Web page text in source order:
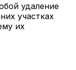
удаление
участках
их